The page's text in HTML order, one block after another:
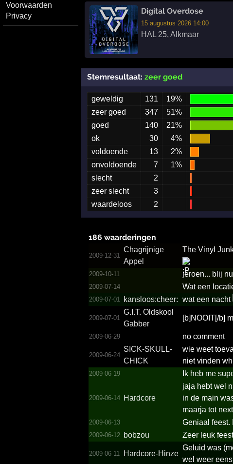
Voorwaarden
Privacy
Digital Overdose
15 augustus 2026 14:00
HAL 25, Alkmaar
Stemresultaat: zeer goed
geweldig 131
19%
zeer goed
347
51%
goed
140
21%
ok
30
4%
voldoende
13
2%
onvoldoende
7
1%
slecht
2
zeer slecht
3
waardeloos
2
186 waarderingen
2009-12-31
Chagrijnige
Appel
The Vinyl
2009-10-11 jeroen... blij
2009-07-14 Wat een
2009-07-01 kanslo­os:che­er: wat een nacht
2009-07-01
G.­I.­T.­ Oldskool
Gabber
[b]NOOIT[/b]
2009-06-29 no comment
2009-06-24
SICK-SKULL-
CHICK
wie weet
niet vinden
2009-06-19 Ik heb me
2009-06-14 Hardcore
jaja hebt wel
in de main
maarja tot
2009-06-13 Geniaal feest.
2009-06-12 bobzou Zeer leuk
2009-06-11 Hardcore-Hinze
Geluid was
wel weer